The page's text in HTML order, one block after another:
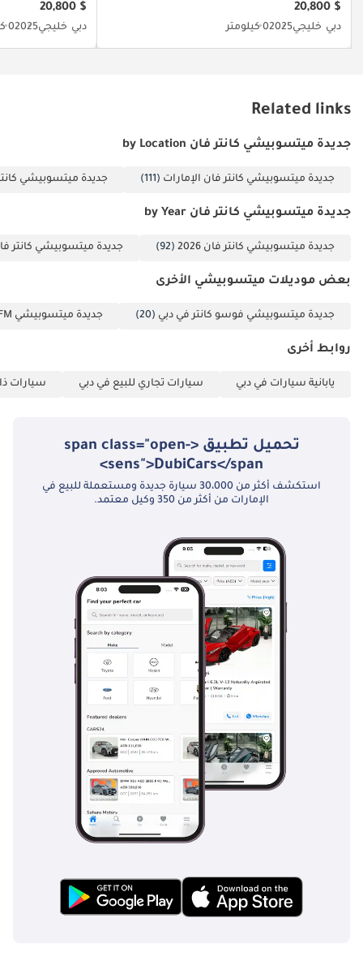
AM/FM/CD مع AUX و
• الوسائد الهوائية
• زجاج أمامي مُصفّح
• نوافذ كهربائية
موقع المُصدّر:
رأس الخور – العوير –
دبي – الإمارات
أفضل الأسعار |
على التحمل،
مما يجعلها
$ 20,800
دبي خليجي20250 كيلومتر
$ 20,800
دبي خليجي20250 كيلومتر
Related links
جديدة ميتسوبيشي كانتر فان by Location
جديدة ميتسوبيشي كانتر فان الإمارات (111) جديدة ميتسوبيشي
جديدة ميتسوبيشي كانتر فان by Year
جديدة ميتسوبيشي كانتر فان 2026 (92) جديدة ميتسوبيشي كانتر فان
بعض موديلات ميتسوبيشي الأخرى
جديدة ميتسوبيشي فوسو كانتر في دبي (20) جديدة ميتسوبيشي FM في دبي
روابط أخرى
يابانية سيارات في دبي سيارات تجاري للبيع في دبي سيارات
تحميل تطبيق <span class="open-
sens">DubiCars</span>
استكشف أكثر من 30،000 سيارة جديدة ومستعملة للبيع في
الإمارات من أكثر من 350 وكيل معتمد.
تم إنشاء هذه الإحصاءات بواسطة الذكاء الاصطناعي اعتماداً على بيانات